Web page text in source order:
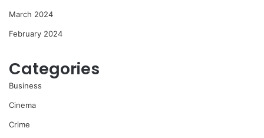
March 2024
February 2024
Categories
Business
Cinema
Crime